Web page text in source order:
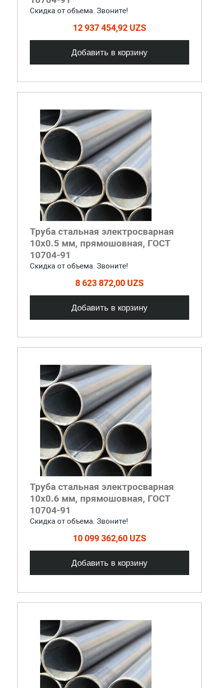
Скидка от объема. Звоните!
12 937 454,92 UZS
Добавить в корзину
Труба стальная электросварная
10x0.5 мм, прямошовная, ГОСТ
10704-91
Скидка от объема. Звоните!
8 623 872,00 UZS
Добавить в корзину
Труба стальная электросварная
10x0.6 мм, прямошовная, ГОСТ
10704-91
Скидка от объема. Звоните!
10 099 362,60 UZS
Добавить в корзину